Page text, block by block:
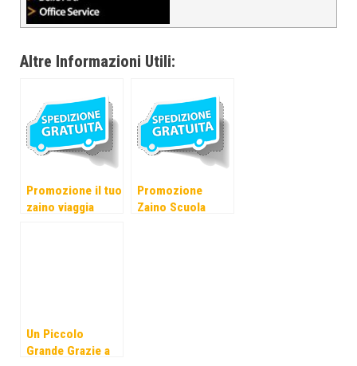
Altre Informazioni Utili:
Promozione il tuo
zaino viaggia
Promozione
Zaino Scuola
Un Piccolo
Grande Grazie a